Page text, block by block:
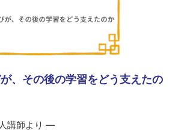
、その後の学習をどう支えたの
講師より —